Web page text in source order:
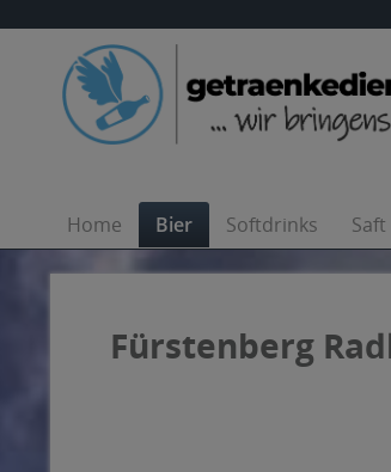
Home Bier Softdrinks Saft
Fürstenberg